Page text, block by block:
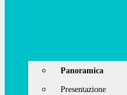
Panoramica
Presentazione